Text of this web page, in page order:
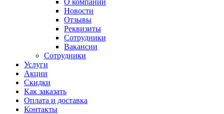
О компании
Новости
Отзывы
Реквизиты
Сотрудники
Вакансии
Сотрудники
Услуги
Акции
Скидки
Как заказать
Оплата и доставка
Контакты